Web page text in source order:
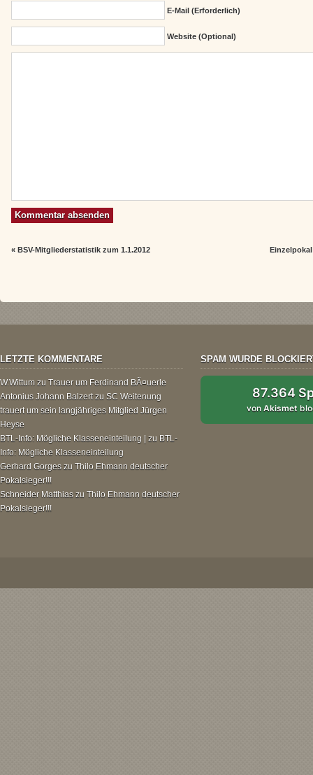
E-Mail (erforderlich)
Website (Optional)
«BSV-Mitgliederstatistik zum 1.1.2012
LETZTE KOMMENTARE
W.Wittum zu Trauer um Ferdinand BÃ¤uerle
Antonius Johann Balzertzu SC Weitenung
trauert um sein langjähriges Mitglied Jürgen
Heyse
BTL-Info: Mögliche Klasseneinteilung | zu BTL-
Info: Mögliche Klasseneinteilung
Gerhard Gorges zu Thilo Ehmann deutscher
Pokalsieger!!!
Schneider Matthias zu Thilo Ehmann deutscher
Pokalsieger!!!
SPAM WURDE
87.364
vonAkismet